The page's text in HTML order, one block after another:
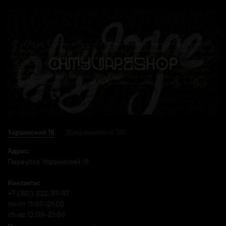
Украинский 16
Адрес:
Переулок Украинский 16
Контакты:
+7 (961) 322-97-97
пн-пт 11:00-21:00
сб-вс 12:00-21:00